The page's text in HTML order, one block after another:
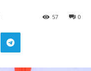
0
57